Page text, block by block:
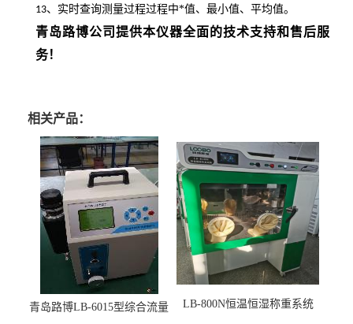
13、实时查询测量过程过程中*值、最小值、平均值。
青岛路博公司提供本仪器全面的技术支持和售后服
务！
相关产品：
青岛路博LB-6015型综合流量
LB-800N恒温恒湿称重系统